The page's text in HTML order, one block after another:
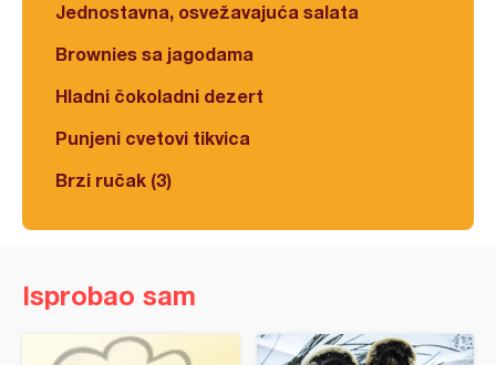
Jednostavna, osvežavajuća salata
Brownies sa jagodama
Hladni čokoladni dezert
Punjeni cvetovi tikvica
Brzi ručak (3)
Isprobao sam